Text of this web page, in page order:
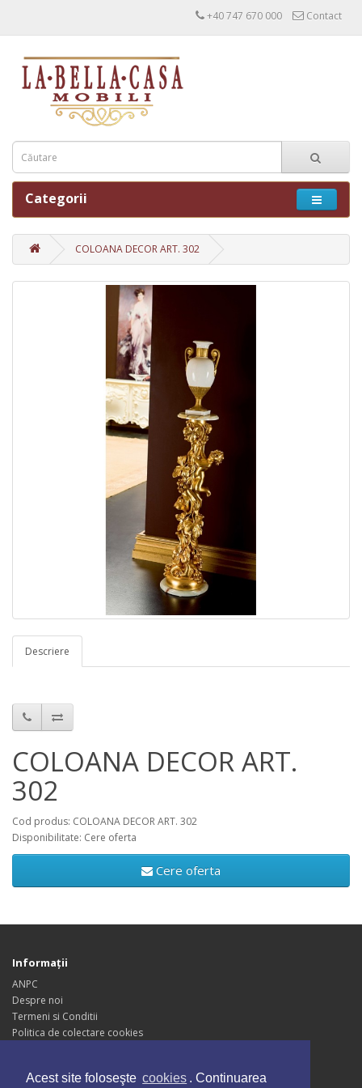
Acest site foloseşte cookies . Continuarea
+40 747 670 000 Contact
Categorii
COLOANA DECOR ART. 302
Descriere
COLOANA DECOR ART.
302
Cod produs: COLOANA DECOR ART. 302
Disponibilitate: Cere oferta
Cere oferta
Informaţii
ANPC
Despre noi
Termeni si Conditii
Politica de colectare cookies